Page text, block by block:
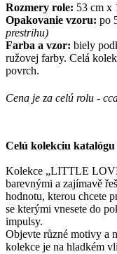
Rozmery role: 53 cm x
Opakovanie vzoru: po
prestrihu)
Farba a vzor: biely
ružovej farby. Celá
povrch.
Cena je za celú rolu -
Celú kolekciu
Kolekce „LITTLE
barevnými a zajímavě
hodnotu, kterou chcete
se kterými vnesete do
impulsy.
Objevte různé motivy a
kolekce je na hladkém